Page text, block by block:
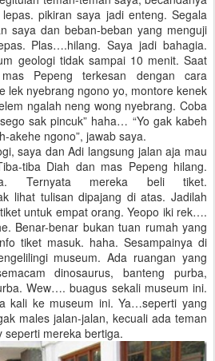
pikiran saya jadi enteng. Segala
saya dan beban-beban yang menguji
Plas….hilang. Saya jadi bahagia.
geologi tidak sampai 10 menit. Saat
Pepeng terkesan dengan cara
lek nyebrang ngono yo, montore kenek
ngalah neng wong nyebrang. Coba
sak pincuk” haha… “Yo gak kabeh
akehe ngono”, jawab saya.
saya dan Adi langsung jalan aja mau
tiba Diah dan mas Pepeng hilang.
Ternyata mereka beli tiket.
lihat tulisan dipajang di atas. Jadilah
untuk empat orang. Yeopo iki rek….
Benar-benar bukan tuan rumah yang
tiket masuk. haha. Sesampainya di
museum. Ada ruangan yang
dinosaurus, banteng purba,
Wew…. buagus sekali museum ini.
kali ke museum ini. Ya…seperti yang
males jalan-jalan, kecuali ada teman
seperti mereka bertiga.